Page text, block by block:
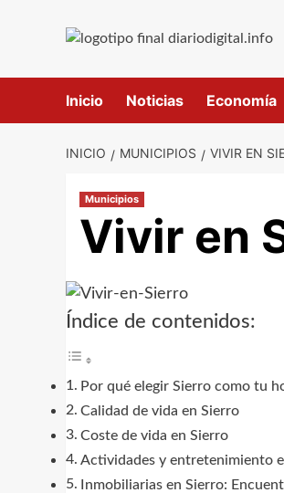
Inicio Noticias Economía
INICIO MUNICIPIOS VIVIR EN
Municipios
Vivir en
Índice de contenidos:
Por qué elegir Sierro como tu
Calidad de vida en Sierro
Coste de vida en Sierro
Actividades y entretenimiento
Inmobiliarias en Sierro: